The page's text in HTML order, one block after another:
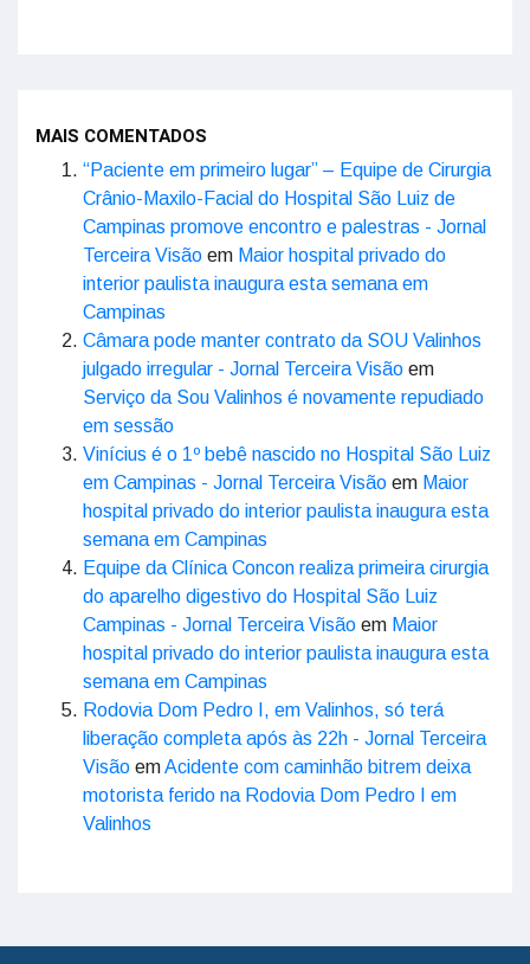
MAIS COMENTADOS
“Paciente em primeiro lugar” – Equipe de Cirurgia
Crânio-Maxilo-Facial do Hospital São Luiz de
Campinas promove encontro e palestras - Jornal
Terceira Visão em Maior hospital privado do
interior paulista inaugura esta semana em
Campinas
Câmara pode manter contrato da SOU Valinhos
julgado irregular - Jornal Terceira Visão em
Serviço da Sou Valinhos é novamente repudiado
em sessão
Vinícius é o 1º bebê nascido no Hospital São Luiz
em Campinas - Jornal Terceira Visão em Maior
hospital privado do interior paulista inaugura esta
semana em Campinas
Equipe da Clínica Concon realiza primeira cirurgia
do aparelho digestivo do Hospital São Luiz
Campinas - Jornal Terceira Visão em Maior
hospital privado do interior paulista inaugura esta
semana em Campinas
Rodovia Dom Pedro I, em Valinhos, só terá
liberação completa após às 22h - Jornal Terceira
Visão emAcidente com caminhão bitrem deixa
motorista ferido na Rodovia Dom Pedro I em
Valinhos